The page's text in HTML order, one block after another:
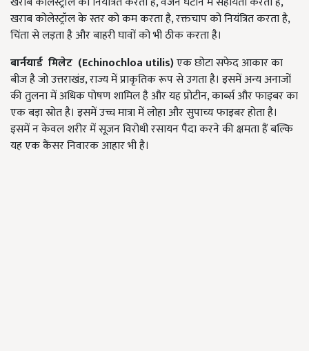
खराब कोलेस्ट्रॉल के स्तर को कम करता है, रक्तचाप को नियंत्रित करता है,
चिंता से लड़ता है और बाहरी घावों को भी ठीक करता है।
बार्नयार्ड मिलेट (Echinochloa utilis)एक छोटा सफेद आकार का
बीज है जो उत्तराखंड, राज्य में प्राकृतिक रूप से उगता है। इसमें अन्य अनाजों
की तुलना में अधिक पोषण शामिल है और यह प्रोटीन, कार्ब्स और फाइबर का
एक बड़ा स्रोत है। इसमें उच्च मात्रा में लोहा और सुपाच्य फाइबर होता है।
इसमें न केवल शरीर में सूजन विरोधी रसायन पैदा करने की क्षमता हैं बल्कि
यह एक कैंसर निवारक आहार भी है।